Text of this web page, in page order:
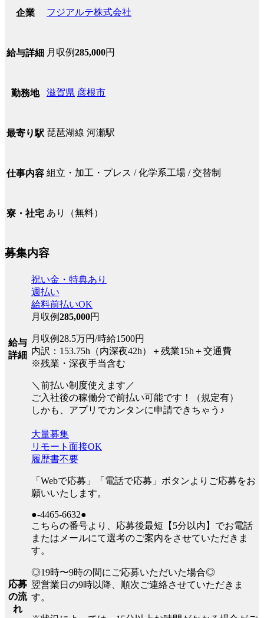
企業 フジアルテ株式会社
給与詳細 月収例285,000円
勤務地 滋賀県 彦根市
最寄り駅 琵琶湖線 河瀬駅
仕事内容 組立・加工・プレス / 化学系工場 / 交替制
寮・社宅 あり（無料）
募集内容
給与
詳細
祝い金・特典あり
週払い
給料前払いOK
月収例285,000円
月収例28.5万円/時給1500円
内訳：153.75h（内深夜42h）＋残業15h＋交通費
※残業・深夜手当含む
＼前払い制度使えます／
ご入社後の稼働分で前払い可能です！（規定有）
しかも、アプリでカンタンに申請できちゃう♪
応募
の流
れ
大量募集
リモート面接OK
履歴書不要
「Webで応募」「電話で応募」ボタンよりご応募をお
願いいたします。
●-4465-6632●
こちらの番号より、応募後最短【5分以内】でお電話
またはメールにて選考のご案内をさせていただきま
す。
◎19時〜9時の間にご応募いただいた場合◎
翌営業日の9時以降、順次ご連絡させていただきま
す。